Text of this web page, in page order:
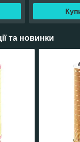
та новинки